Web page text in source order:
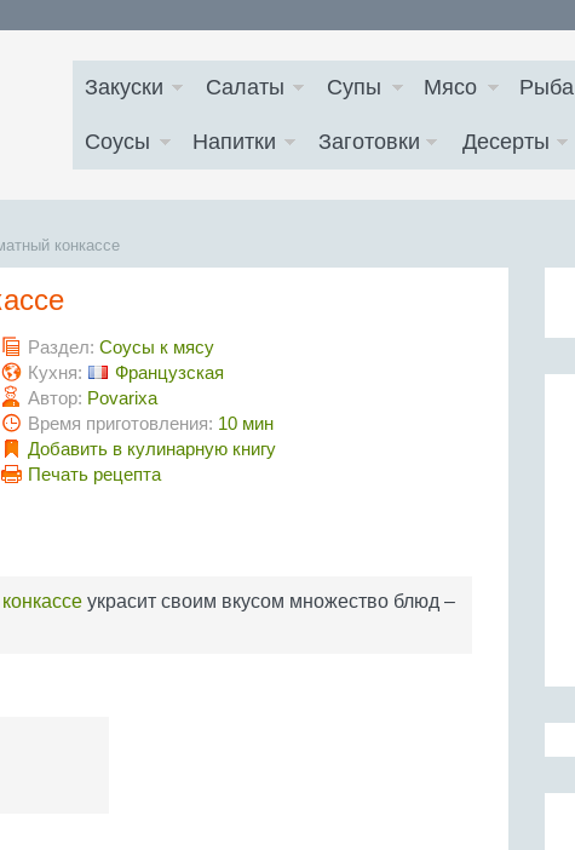
Закуски Салаты Супы Мясо Рыба
Соусы Напитки Заготовки Десерты
конкассе
Раздел: Соусы к мясу
Кухня:
Французская
Автор: Povarixa
Время приготовления: 10 мин
Добавить в кулинарную книгу
Печать рецепта
украсит своим вкусом множество блюд –